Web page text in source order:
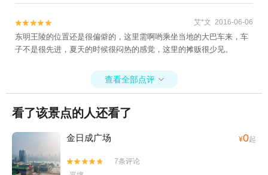

 艾*文 2016-06-06
东明王陵的位置还是很偏僻的，这里需啊哟乘坐当地的大巴车来，车
子不是很先进，夏天的时候很闷热的感觉，这里的摊贩很少见。
查看全部点评 
看了该景点的人还看了
金日成广场 ¥0起


7条评论